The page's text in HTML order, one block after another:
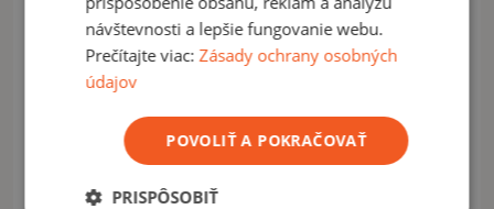
návštevnosti a lepšie fungovanie webu.
Prečítajte viac:Zásady ochrany osobných
údajov
POVOLIŤ A POKRAČOVAŤ
PRISPÔSOBIŤ